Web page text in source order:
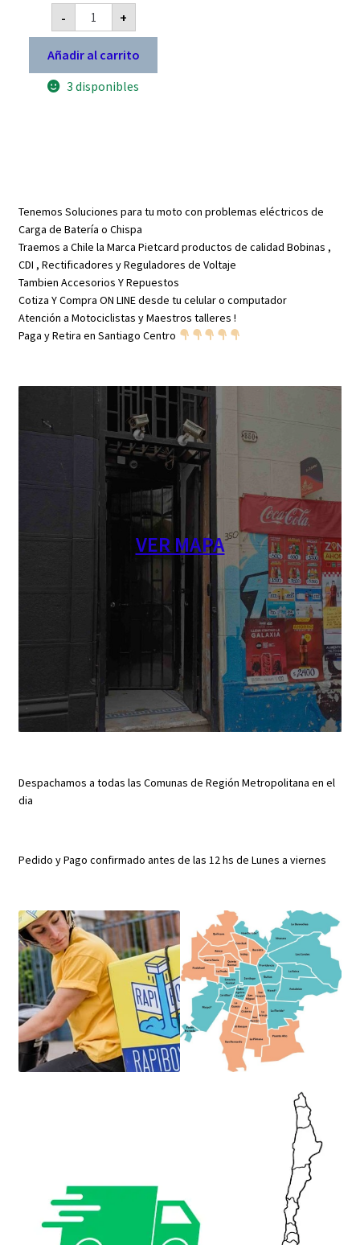
-
Estator
Yamaha
YBR
125
7
polos
2
+
Añadir al carrito
3 disponibles
Tenemos Soluciones para tu moto con problemas eléctricos de
Carga de Batería o Chispa
Traemos a Chile la Marca Pietcard productos de calidad Bobinas ,
CDI , Rectificadores y Reguladores de Voltaje
Tambien Accesorios Y Repuestos
Cotiza Y Compra ON LINE desde tu celular o computador
Atención a Motociclistas y Maestros talleres !
Paga y Retira en Santiago Centro
VER MAPA
Despachamos a todas las Comunas de Región Metropolitana en el
dia
Pedido y Pago confirmado antes de las 12 hs de Lunes a viernes